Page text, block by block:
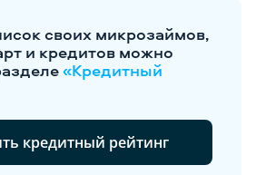
своих микрозаймов,
и кредитов можно
«Кредитный
кредитный рейтинг